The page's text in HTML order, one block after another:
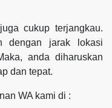
cukup terjangkau.
dengan jarak lokasi
anda diharuskan
dan tepat.
WA kami di :